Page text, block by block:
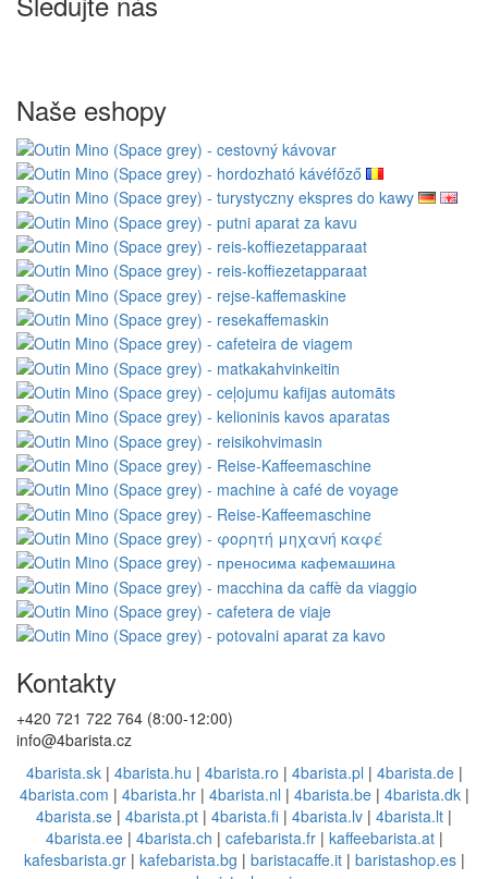
Naše eshopy
Kontakty
+420 721 722 764 (8:00-12:00)
info@4barista.cz
4barista.sk| 4barista.hu | 4barista.ro | 4barista.pl | 4barista.de|
4barista.com | 4barista.hr| 4barista.nl | 4barista.be| 4barista.dk|
4barista.se | 4barista.pt | 4barista.fi | 4barista.lv | 4barista.lt |
4barista.ee| 4barista.ch | cafebarista.fr| kaffeebarista.at|
kafesbarista.gr| kafebarista.bg | baristacaffe.it| baristashop.es|